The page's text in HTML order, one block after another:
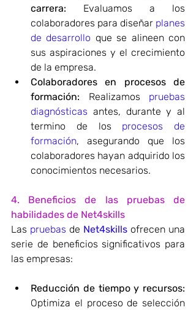
carrera: Evaluamos a los
colaboradores para diseñar planes
de desarrollo que se alineen con
sus aspiraciones y el crecimiento
de la empresa.
Colaboradores en procesos de
formación: Realizamos pruebas
diagnósticas antes, durante y al
termino de los procesos de
formación, asegurando que los
colaboradores hayan adquirido los
conocimientos necesarios.
4. Beneficios de las pruebas de
habilidades de Net4skills
Las pruebas de Net4skills ofrecen una
serie de beneficios significativos para
las empresas:
Reducción de tiempo y recursos:
Optimiza el proceso de selección